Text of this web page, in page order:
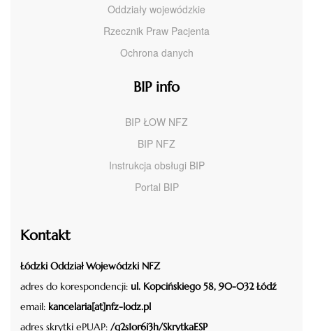
Oddziały wojewódzkie
Rzecznik Praw Pacjenta
Ochrona danych
BIP info
BIP ŁOW NFZ
BIP NFZ
Instrukcja obsługi BIP
Portal BIP
Kontakt
Łódzki Oddział Wojewódzki NFZ
adres do korespondencji: ul. Kopcińskiego 58, 90-032 Łódź
email: kancelaria[at]nfz-lodz.pl
adres skrytki ePUAP: /g2s1or6i3h/SkrytkaESP